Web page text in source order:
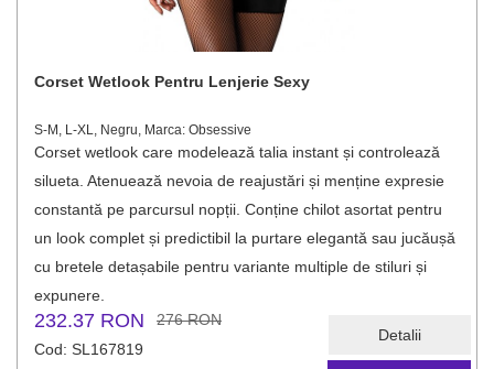
Detalii
Corset Wetlook Pentru Lenjerie Sexy
S-M, L-XL, Negru, Marca: Obsessive
Corset wetlook care modelează talia instant și controlează
silueta. Atenuează nevoia de reajustări și menține expresie
constantă pe parcursul nopții. Conține chilot asortat pentru
un look complet și predictibil la purtare elegantă sau jucăușă
cu bretele detașabile pentru variante multiple de stiluri și
expunere.
232.37 RON
276 RON
Cod: SL167819